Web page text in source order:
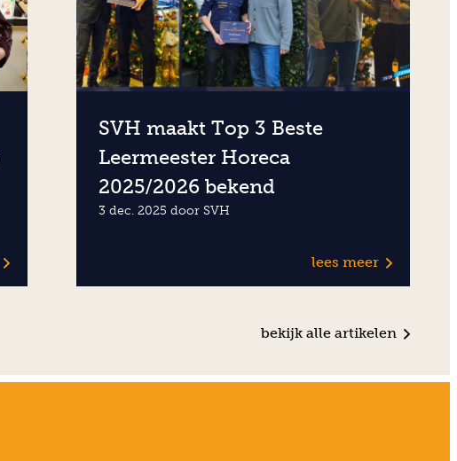
SVH maakt Top 3 Beste
Leermeester Horeca
2025/2026 bekend
3 dec. 2025 door SVH
lees meer
bekijk alle artikelen